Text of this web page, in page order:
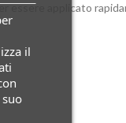
essere applicato
il